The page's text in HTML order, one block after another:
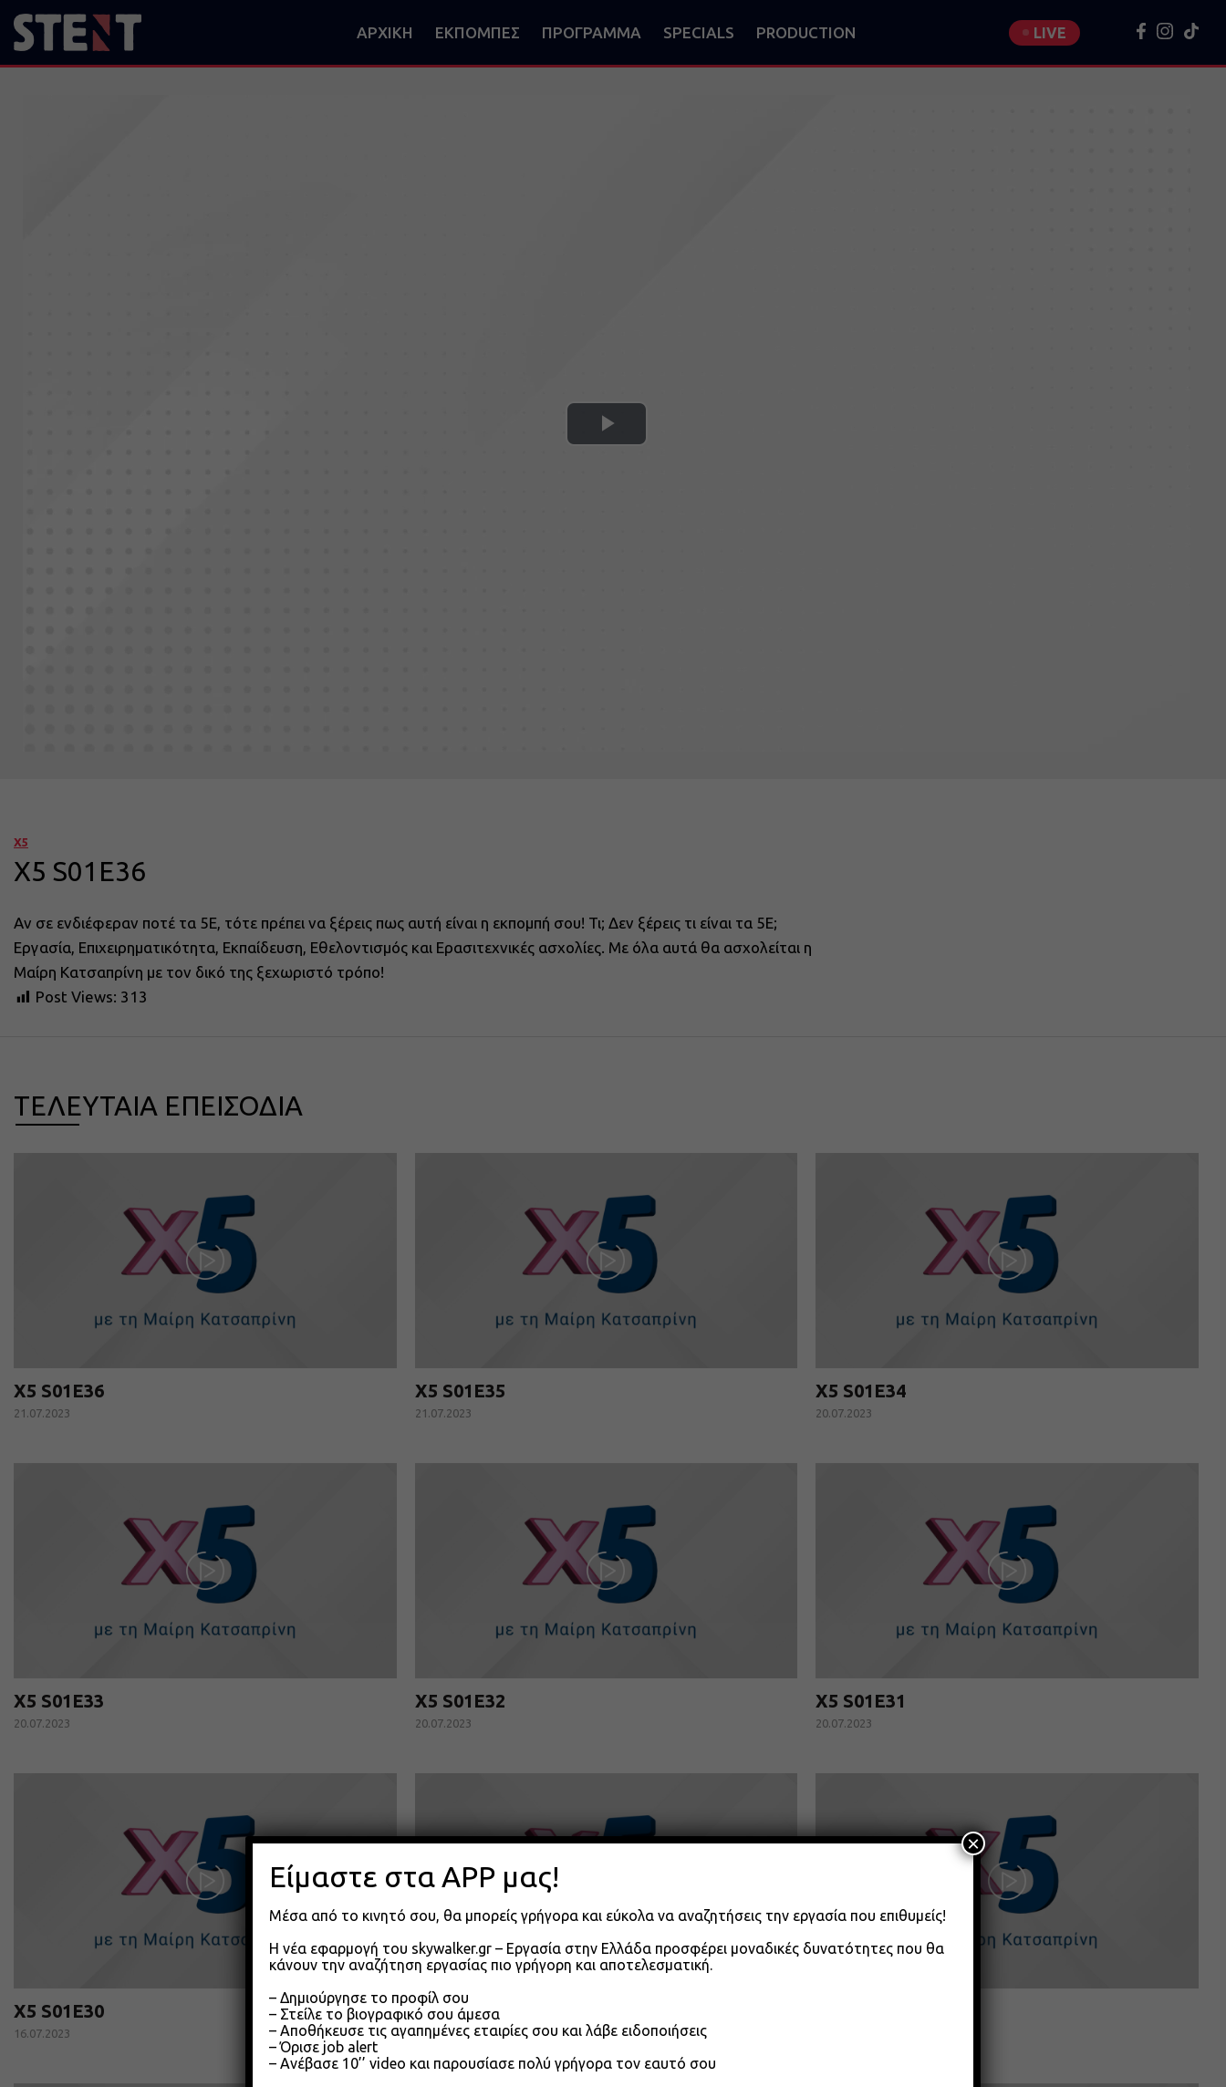
ΑΡΧΙΚΗ ΕΚΠΟΜΠΕΣ ΠΡΟΓΡΑΜΜΑ SPECIALS PRODUCTION LIVE
Play
X5
X5 S01E36
Αν σε ενδιέφεραν ποτέ τα 5Ε, τότε πρέπει να ξέρεις πως αυτή είναι η εκπομπή σου! Τι; Δεν ξέρεις τι είναι τα 5Ε;
Εργασία, Επιχειρηματικότητα, Εκπαίδευση, Εθελοντισμός και Ερασιτεχνικές ασχολίες. Με όλα αυτά θα ασχολείται η
Μαίρη Κατσαπρίνη με τον δικό της ξεχωριστό τρόπο!
Post Views: 313
ΤΕΛΕΥΤΑΙΑ ΕΠΕΙΣΟΔΙΑ
X5 S01E36
21.07.2023
X5 S01E35
21.07.2023
X5 S01E34
20.07.2023
X5 S01E33
20.07.2023
X5 S01E32
20.07.2023
X5 S01E31
20.07.2023
X5 S01E30
16.07.2023
X5 S01E29
15.07.2023
Είμαστε στα APP μας!
Μέσα από το κινητό σου, θα μπορείς γρήγορα και εύκολα να αναζητήσεις την εργασία που επιθυμείς!
Η νέα εφαρμογή του skywalker.gr – Εργασία στην Ελλάδα προσφέρει μοναδικές δυνατότητες που θα
κάνουν την αναζήτηση εργασίας πιο γρήγορη και αποτελεσματική.
– Δημιούργησε το προφίλ σου
– Στείλε το βιογραφικό σου άμεσα
– Αποθήκευσε τις αγαπημένες εταιρίες σου και λάβε ειδοποιήσεις
– Όρισε job alert
– Ανέβασε 10’’ video και παρουσίασε πολύ γρήγορα τον εαυτό σου
×